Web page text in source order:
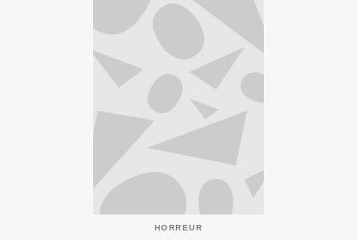
HORREUR